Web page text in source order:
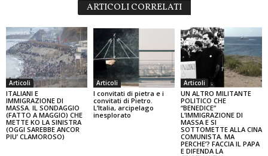
ARTICOLI CORRELATI
Articoli
ITALIANI E
IMMIGRAZIONE DI
MASSA. IL SONDAGGIO
(FATTO A MAGGIO) CHE
METTE KO LA SINISTRA
(OGGI SAREBBE ANCOR
PIU’ CLAMOROSO)
Articoli
I convitati di pietra e i
convitati di Pietro.
L’Italia, arcipelago
inesplorato
Articoli
UN ALTRO MILITANTE
POLITICO CHE
“BENEDICE”
L’IMMIGRAZIONE DI
MASSA E SI
SOTTOMETTE ALLA CINA
COMUNISTA. MA
PERCHE’? FACCIA IL PAPA
E DIFENDA LA